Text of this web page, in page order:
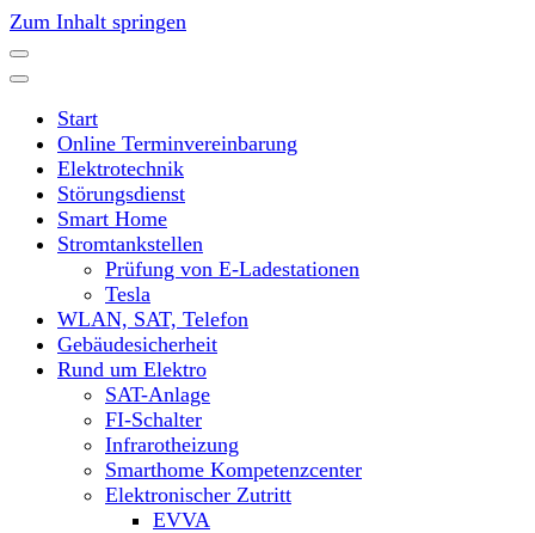
Zum Inhalt springen
Start
Online Terminvereinbarung
Elektrotechnik
Störungsdienst
Smart Home
Stromtankstellen
Prüfung von E-Ladestationen
Tesla
WLAN, SAT, Telefon
Gebäudesicherheit
Rund um Elektro
SAT-Anlage
FI-Schalter
Infrarotheizung
Smarthome Kompetenzcenter
Elektronischer Zutritt
EVVA